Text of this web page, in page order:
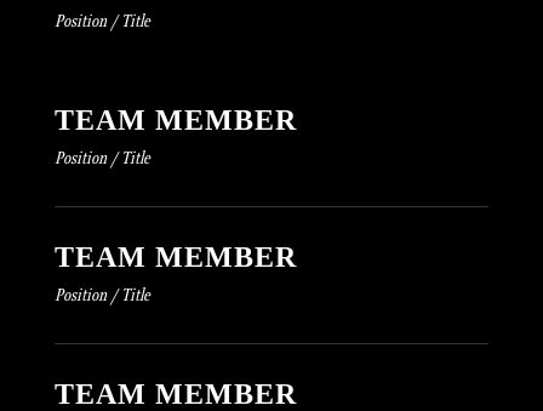
Position / Title
TEAM MEMBER
Position / Title
TEAM MEMBER
Position / Title
TEAM MEMBER